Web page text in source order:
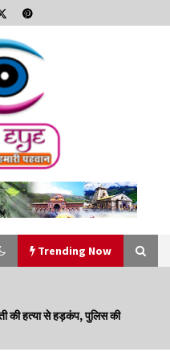
Trending Now
मदरसों का नाम अब्दुल कलाम के नाम
की हत्या से हड़कंप, पुलिस की